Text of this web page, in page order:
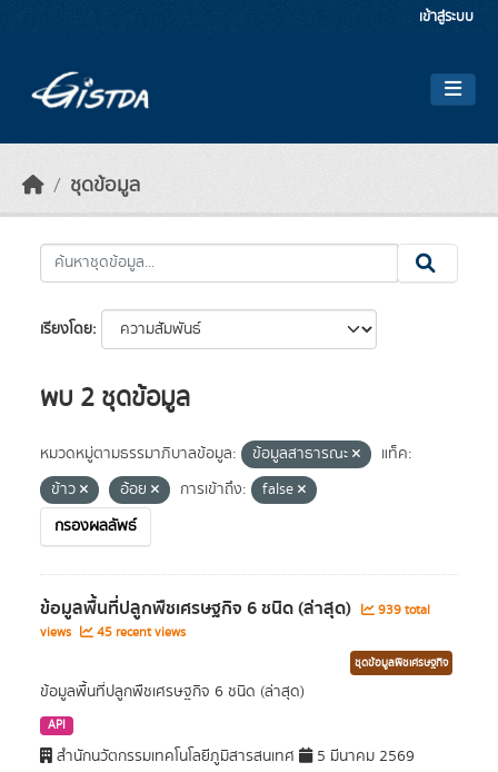
เข้าสู่ระบบ
ชุดข้อมูล
เรียงโดย
พบ 2 ชุดข้อมูล
หมวดหมู่ตามธรรมาภิบาลข้อมูล: ข้อมูลสาธารณะ
แท็ค:
ข้าว
อ้อย การเข้าถึง:
false
กรองผลลัพธ์
ข้อมูลพื้นที่ปลูกพืชเศรษฐกิจ 6 ชนิด (ล่าสุด)
939 total
views
45 recent views
ชุดข้อมูลพืชเศรษฐกิจ
ข้อมูลพื้นที่ปลูกพืชเศรษฐกิจ 6 ชนิด (ล่าสุด)
API
สำนักนวัตกรรมเทคโนโลยีภูมิสารสนเทศ 5 มีนาคม 2569